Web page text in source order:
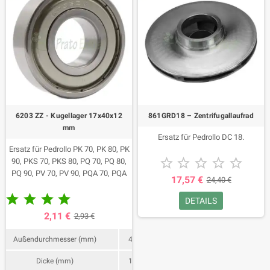
6203 ZZ - Kugellager 17x40x12
mm
Ersatz für Pedrollo PK 70, PK 80, PK
90, PKS 70, PKS 80, PQ 70, PQ 80,
PQ 90, PV 70, PV 90, PQA 70, PQA
150 , CP 152, CP 158, CP 150X, CP
150-ST4, CP 150-ST6, CP 158-ST4,
CP 158-ST6, HF 51B, HF 51A, HF
5C, HF 5B, HF 5A, HF 4, NGA 1B,
NGA 1A, NGA 1BX, NGA 1AX, NGA
   
2,11 € 2,93 €
Außendurchmesser (mm) 40
Dicke (mm) 12
861GRD18 – Zentrifugallaufrad
Ersatz für Pedrollo DC 18.
    
17,57 € 24,40 €
DETAILS